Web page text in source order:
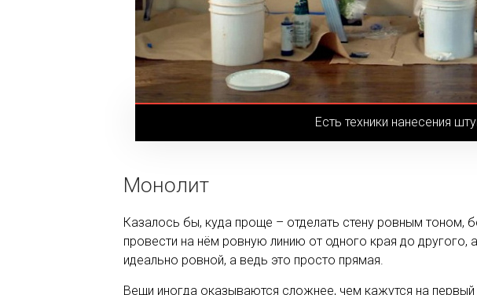
Есть техники нанесения
Монолит
Казалось бы, куда проще – отделать стену ровным тоном,
провести на нём ровную линию от одного края до другого,
идеально ровной, а ведь это просто прямая.
Вещи иногда оказываются сложнее, чем кажутся на первый